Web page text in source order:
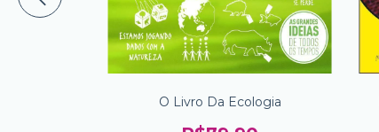
O Livro Da Ecologia